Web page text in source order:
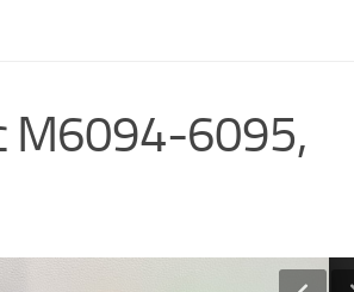
M6094-6095,